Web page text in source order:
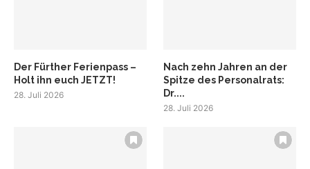
Der Fürther Ferienpass –
Holt ihn euch JETZT!
28. Juli 2026
Nach zehn Jahren an der
Spitze des Personalrats:
Dr....
28. Juli 2026